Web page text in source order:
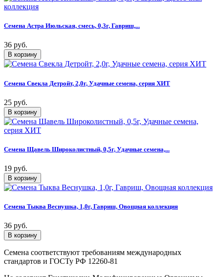
Семена Астра Июльская, смесь, 0,3г, Гавриш,...
36 руб.
Семена Свекла Детройт, 2,0г, Удачные семена, серия ХИТ
25 руб.
Семена Щавель Широколистный, 0,5г, Удачные семена,...
19 руб.
Семена Тыква Веснушка, 1,0г, Гавриш, Овощная коллекция
36 руб.
Семена соответствуют требованиям международных
стандартов и ГОСТу РФ 12260-81